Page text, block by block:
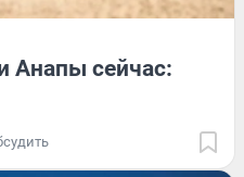
Анапы сейчас: